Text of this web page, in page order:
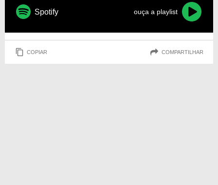
Spotify ouça a playlist
COPIAR COMPARTILHAR